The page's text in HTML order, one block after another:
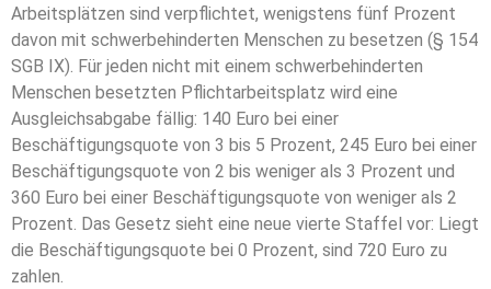
Arbeitsplätzen sind verpflichtet, wenigstens fünf Prozent
davon mit schwerbehinderten Menschen zu besetzen (§ 154
SGB IX). Für jeden nicht mit einem schwerbehinderten
Menschen besetzten Pflichtarbeitsplatz wird eine
Ausgleichsabgabe fällig: 140 Euro bei einer
Beschäftigungsquote von 3 bis 5 Prozent, 245 Euro bei einer
Beschäftigungsquote von 2 bis weniger als 3 Prozent und
360 Euro bei einer Beschäftigungsquote von weniger als 2
Prozent. Das Gesetz sieht eine neue vierte Staffel vor: Liegt
die Beschäftigungsquote bei 0 Prozent, sind 720 Euro zu
zahlen.